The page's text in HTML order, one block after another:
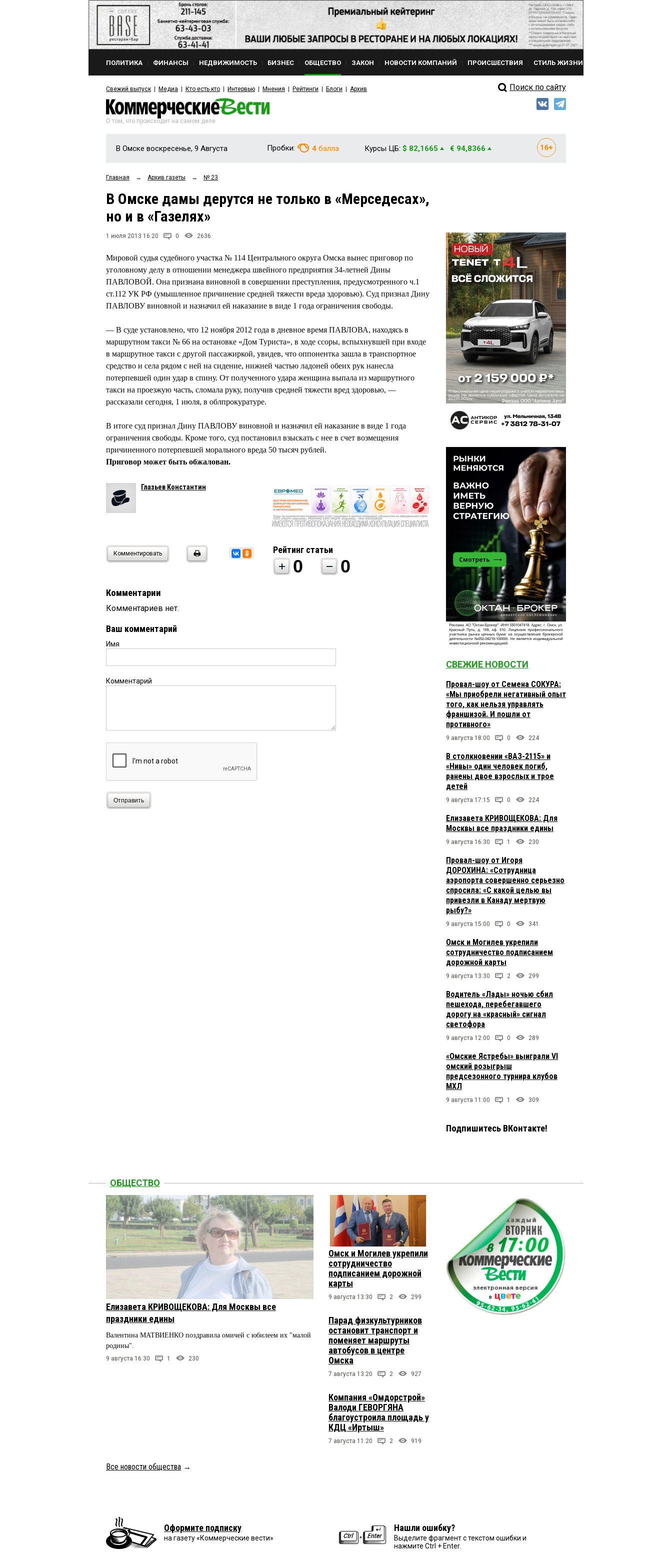
ПОЛИТИКА ФИНАНСЫ НЕДВИЖИМОСТЬ БИЗНЕС ОБЩЕСТВО ЗАКОН НОВОСТИ КОМПАНИЙ ПРОИСШЕСТВИЯ СТИЛЬ ЖИЗНИ
Свежий выпуск Медиа Кто есть кто Интервью Мнения Рейтинги Блоги Архив Поиск по сайту
О том, что происходит на самом деле
В Омске воскресенье, 9 Августа Пробки: 4 балла Курсы ЦБ: $ 82,1665 € 94,8366
Главная → Архив газеты → № 23
В Омске дамы дерутся не только в «Мерседесах»,
но и в «Газелях»
1 июля 2013 16:20 0 2636
Мировой судья судебного участка № 114 Центрального округа Омска вынес приговор по
уголовному делу в отношении менеджера швейного предприятия 34-летней Дины
ПАВЛОВОЙ. Она признана виновной в совершении преступления, предусмотренного ч.1
ст.112 УК РФ (умышленное причинение средней тяжести вреда здоровью). Суд признал Дину
ПАВЛОВУ виновной и назначил ей наказание в виде 1 года ограничения свободы.
— В суде установлено, что 12 ноября 2012 года в дневное время ПАВЛОВА, находясь в
маршрутном такси № 66 на остановке «Дом Туриста», в ходе ссоры, вспыхнувшей при входе
в маршрутное такси с другой пассажиркой, увидев, что оппонентка зашла в транспортное
средство и села рядом с ней на сидение, нижней частью ладоней обеих рук нанесла
потерпевшей один удар в спину. От полученного удара женщина выпала из маршрутного
такси на проезжую часть, сломала руку, получив средней тяжести вред здоровью, —
рассказали сегодня, 1 июля, в облпрокуратуре.
В итоге суд признал Дину ПАВЛОВУ виновной и назначил ей наказание в виде 1 года
ограничения свободы. Кроме того, суд постановил взыскать с нее в счет возмещения
причиненного потерпевшей морального вреда 50 тысяч рублей.
Приговор может быть обжалован.
Глазьев Константин
Комментировать Рейтинг статьи
0 0
Комментарии
Комментариев нет.
Ваш комментарий
Имя
Комментарий
Отправить
СВЕЖИЕ НОВОСТИ
Провал-шоу от Семена СОКУРА:
«Мы приобрели негативный опыт
того, как нельзя управлять
франшизой. И пошли от
противного»
9 августа 18:00 0 224
В столкновении «ВАЗ-2115» и
«Нивы» один человек погиб,
ранены двое взрослых и трое
детей
9 августа 17:15 0 224
Елизавета КРИВОЩЕКОВА: Для
Москвы все праздники едины
9 августа 16:30 1 230
Провал-шоу от Игоря
ДОРОХИНА: «Сотрудница
аэропорта совершенно серьезно
спросила: «С какой целью вы
привезли в Канаду мертвую
рыбу?»
9 августа 15:00 0 341
Омск и Могилев укрепили
сотрудничество подписанием
дорожной карты
9 августа 13:30 2 299
Водитель «Лады» ночью сбил
пешехода, перебегавшего
дорогу на «красный» сигнал
светофора
9 августа 12:00 0 289
«Омские Ястребы» выиграли VI
омский розыгрыш
предсезонного турнира клубов
МХЛ
9 августа 11:00 1 309
Подпишитесь ВКонтакте!
ОБЩЕСТВО
Елизавета КРИВОЩЕКОВА: Для Москвы все
праздники едины
Валентина МАТВИЕНКО поздравила омичей с юбилеем их "малой
родины".
9 августа 16:30 1 230
Омск и Могилев укрепили
сотрудничество
подписанием дорожной
карты
9 августа 13:30 2 299
Парад физкультурников
остановит транспорт и
поменяет маршруты
автобусов в центре
Омска
7 августа 13:20 2 927
Компания «Омдорстрой»
Валоди ГЕВОРГЯНА
благоустроила площадь у
КДЦ «Иртыш»
7 августа 11:20 2 919
Все новости общества →
Оформите подписку
на газету «Коммерческие вести»
Нашли ошибку?
Выделите фрагмент с текстом ошибки и
нажмите Ctrl + Enter.